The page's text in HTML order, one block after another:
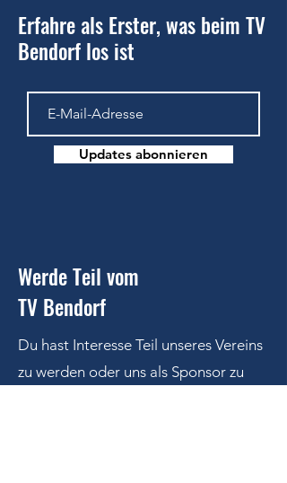
Erfahre als Erster, was beim TV
Bendorf los ist
Updates abonnieren
Werde Teil vom
TV Bendorf
Du hast Interesse Teil unseres Vereins
zu werden oder uns als Sponsor zu